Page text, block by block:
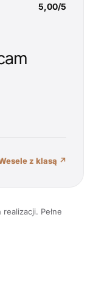
5,00/5
z klasą ↗
Pełne